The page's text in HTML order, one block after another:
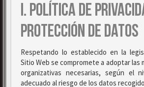
I. POLÍTICA DE
PROTECCIÓN DE DATOS
Respetando lo establecido en la
Sitio Web se compromete a adoptar las
organizativas necesarias, según el
adecuado al riesgo de los datos